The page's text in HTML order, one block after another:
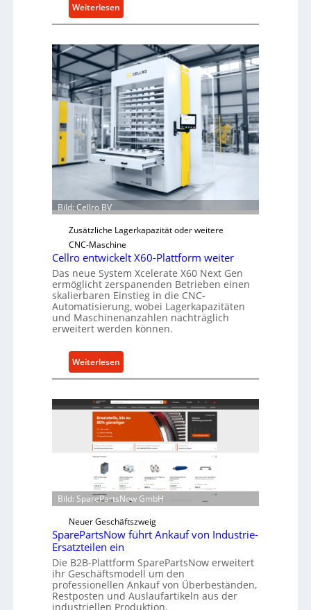
Weiterlesen:
M
c
h
n
i
s
c
h
e
r
Ü
b
l
a
s
t
s
c
u
t
f
ü
i
d
i
r
e
k
t
e
A
n
t
Bild: Cellro BV
Zusätzliche Lagerkapazität oder weitere
CNC-Maschine
Cellro entwickelt X60-Plattform weiter
Das neue System Xcelerate X60 Next Gen
ermöglicht zerspanenden Betrieben einen
skalierbaren Einstieg in die CNC-
Automatisierung, wobei Lagerkapazitäten
und Maschinenanzahlen nachträglich
erweitert werden können.
Weiterlesen:
C
l
l
o
e
n
t
w
i
c
k
e
l
t
Bild: SparePartsNow GmbH
Neuer Geschäftszweig
SparePartsNow führt Ankauf von Industrie-
Ersatzteilen ein
Die B2B-Plattform SparePartsNow erweitert
ihr Geschäftsmodell um den
professionellen Ankauf von Überbeständen,
Restposten und Auslaufartikeln aus der
industriellen Produktion.